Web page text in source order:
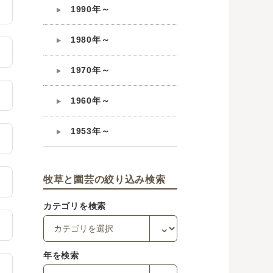
1990年～
1980年～
1970年～
1960年～
1953年～
牧草と園芸の絞り込み検索
カテゴリを検索
年を検索